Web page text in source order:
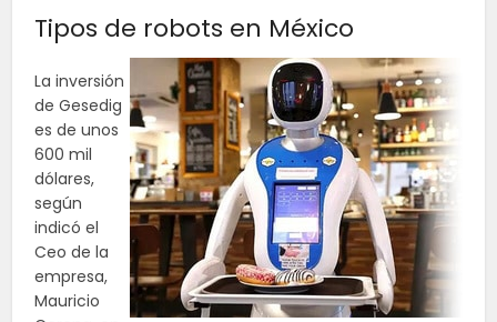
Tipos de robots en México
La inversión
de Gesedig
es de unos
600 mil
dólares,
según
indicó el
Ceo de la
empresa,
Mauricio